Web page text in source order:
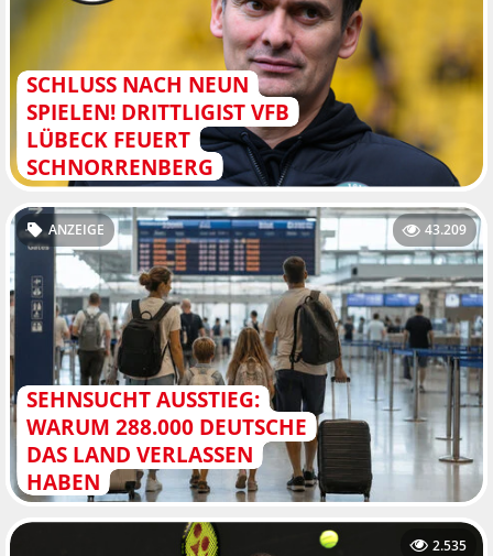
SCHLUSS NACH NEUN
SPIELEN! DRITTLIGIST VFB
LÜBECK FEUERT
SCHNORRENBERG
SEHNSUCHT AUSSTIEG:
WARUM 288.000 DEUTSCHE
DAS LAND VERLASSEN
HABEN
ANZEIGE 43.209
2.535